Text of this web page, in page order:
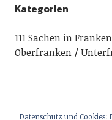
Kategorien
111 Sachen in
Oberfranken
Datenschutz und Cookies: